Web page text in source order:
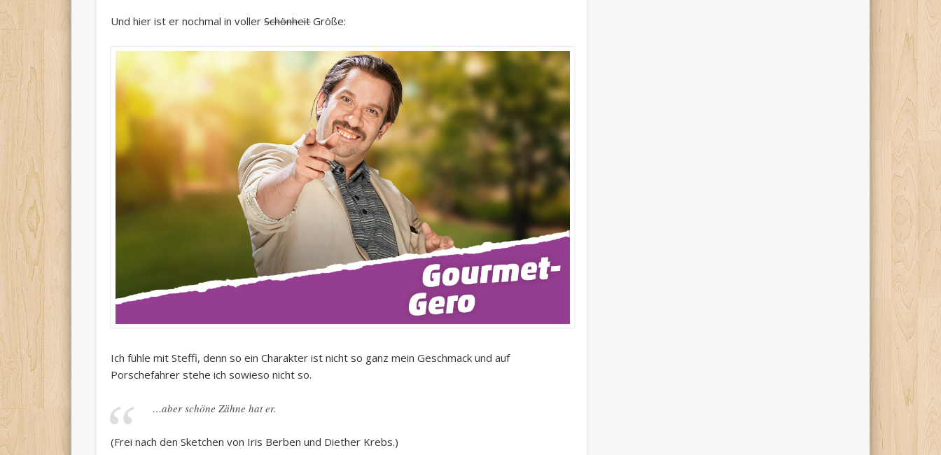
Und hier ist er nochmal in vollerSchönheitGröße:
Ich fühle mit Steffi, denn so ein Charakter ist nicht so ganz mein Geschmack und auf
Porschefahrer stehe ich sowieso nicht so.
…aber schöne Zähne hat er.
(Frei nach den Sketchen von Iris Berben und Diether Krebs.)